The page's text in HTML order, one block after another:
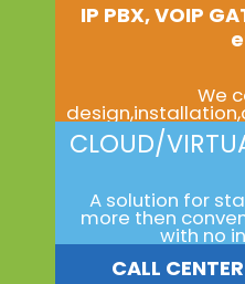
IP PBX, VOIP
We
CLOUD/
A solution for
more then
with no
CALL